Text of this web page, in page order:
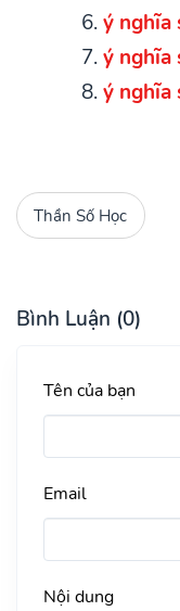
ý nghĩa
ý nghĩa
ý nghĩa
Thần Số Học
Bình Luận (0)
Tên của bạn
Email
Nội dung